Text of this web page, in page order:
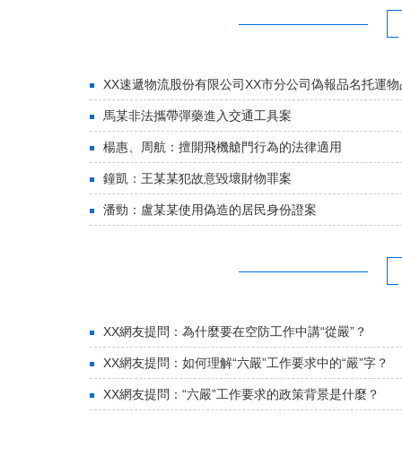
XX速遞物流股份有限公司XX市分公司偽報品名托運
馬某非法攜帶彈藥進入交通工具案
楊惠、周航：擅開飛機艙門行為的法律適用
鐘凱：王某某犯故意毀壞財物罪案
潘勁：盧某某使用偽造的居民身份證案
XX網友提問：為什麼要在空防工作中講“從嚴”？
XX網友提問：如何理解“六嚴”工作要求中的“嚴”字？
XX網友提問：“六嚴”工作要求的政策背景是什麼？